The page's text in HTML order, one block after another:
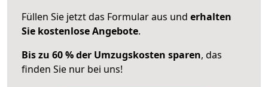
Füllen Sie jetzt das Formular aus und erhalten
Sie kostenlose Angebote.
Bis zu 60 % der Umzugskosten sparen, das
finden Sie nur bei uns!